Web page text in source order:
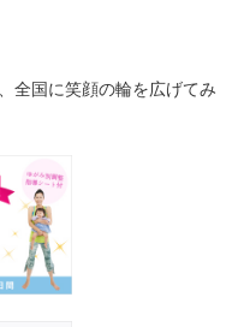
全国に笑顔の輪を広げてみ